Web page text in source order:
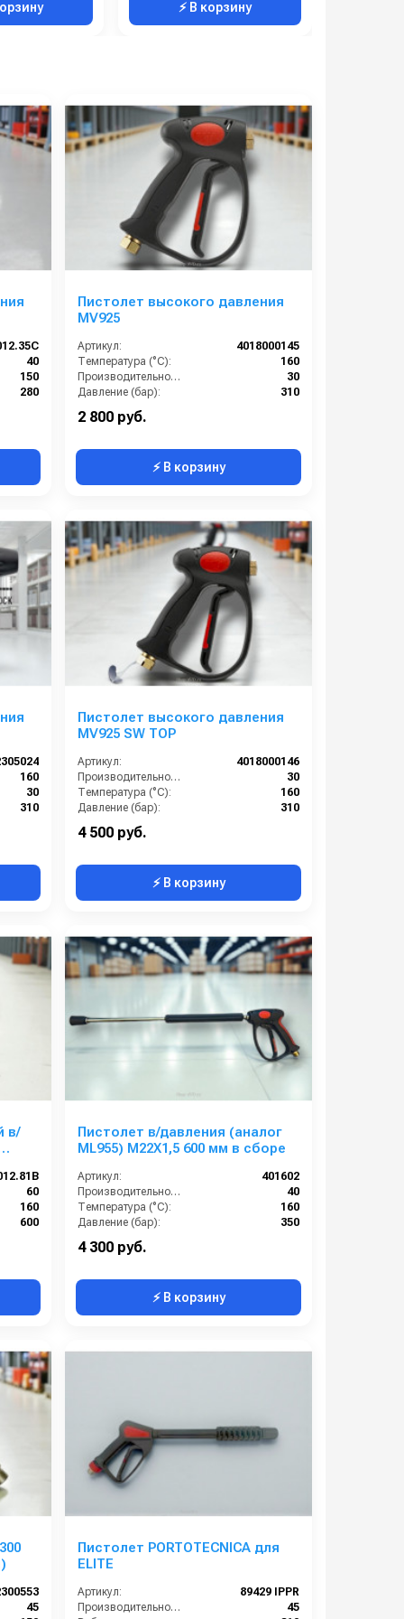
⚡ В корзину
40
150
280
Пистолет высокого давления
MV925
Артикул:
4018000145
Температура (°C):
160
Производительность (л/мин):
30
Давление (бар):
310
2 800 руб.
⚡ В корзину
160
30
310
Пистолет высокого давления
MV925 SW TOP
Артикул:
4018000146
Производительность (л/мин):
30
Температура (°C):
160
Давление (бар):
310
4 500 руб.
⚡ В корзину
в/
60
160
600
Пистолет в/давления (аналог
ML955) M22X1,5 600 мм в сборе
Артикул:
401602
Производительность (л/мин):
40
Температура (°C):
160
Давление (бар):
350
4 300 руб.
⚡ В корзину
45
Пистолет PORTOTECNICA для
ELITE
Артикул:
89429 IPPR
Производительность (л/мин):
45